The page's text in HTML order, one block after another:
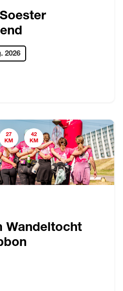
2026
27
KM
42
KM
Wandeltocht